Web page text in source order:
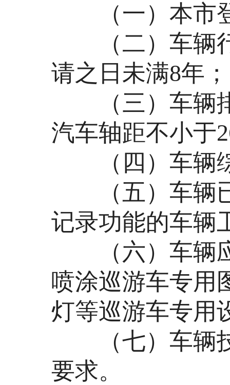
（一）本市登
（二）车辆行
请之日未满8年；
（三）车辆排
汽车轴距不小于
（四）车辆综
（五）车辆已
记录功能的车辆
（六）车辆应
喷涂巡游车专用
灯等巡游车专用
（七）车辆技
要求。